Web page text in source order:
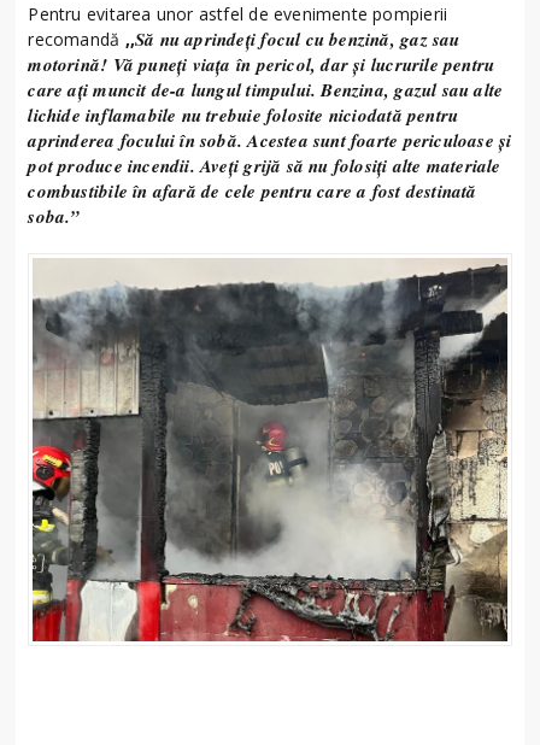
Pentru evitarea unor astfel de evenimente pompierii
recomandă ,,Să nu aprindeți focul cu benzină, gaz sau
motorină! Vă puneți viața în pericol, dar și lucrurile pentru
care ați muncit de-a lungul timpului. Benzina, gazul sau alte
lichide inflamabile nu trebuie folosite niciodată pentru
aprinderea focului în sobă. Acestea sunt foarte periculoase și
pot produce incendii. Aveți grijă să nu folosiți alte materiale
combustibile în afară de cele pentru care a fost destinată
soba.”